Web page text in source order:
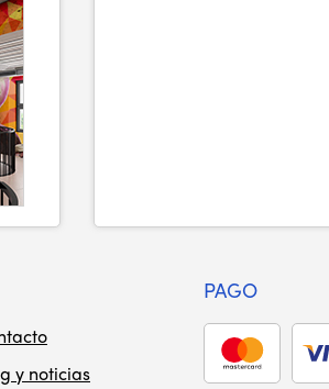
y noticias
PAGO